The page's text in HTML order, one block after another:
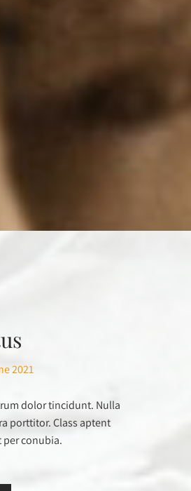
2021
dolor tincidunt. Nulla
porttitor. Class aptent
conubia.